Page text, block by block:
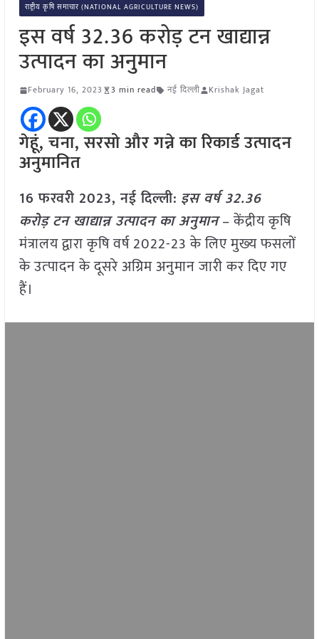
राष्ट्रीय कृषि समाचार (NATIONAL AGRICULTURE NEWS)
इस वर्ष 32.36 करोड़ टन खाद्यान्न
उत्पादन का अनुमान
February 16, 2023 3 min read नई दिल्ली Krishak Jagat
गेहूं, चना, सरसो और गन्ने का रिकार्ड उत्पादन
अनुमानित
16 फरवरी 2023, नई दिल्ली: इस वर्ष 32.36
करोड़ टन खाद्यान्न उत्पादन का अनुमान– केंद्रीय कृषि
मंत्रालय द्वारा कृषि वर्ष 2022-23 के लिए मुख्‍य फसलों
के उत्‍पादन के दूसरे अग्रिम अनुमान जारी कर दिए गए
हैं।